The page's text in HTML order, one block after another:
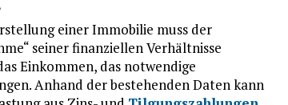
einer Immobilie muss der
seiner finanziellen Verhältnisse
Einkommen, das notwendige
Anhand der bestehenden Daten kann